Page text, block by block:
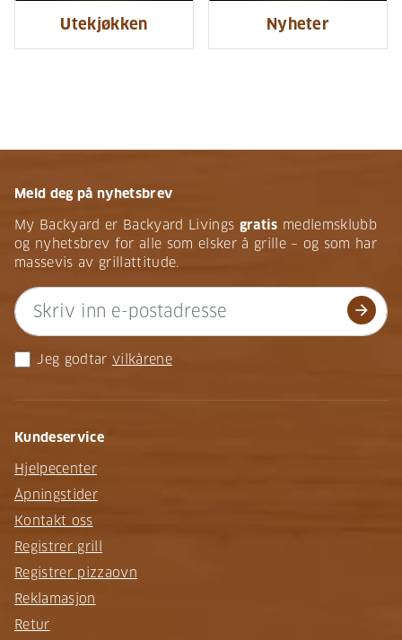
Utekjøkken Nyheter
Meld deg på nyhetsbrev
My Backyard er Backyard Livings gratis medlemsklubb
og nyhetsbrev for alle som elsker å grille – og som har
massevis av grillattitude.
arrow_forward
Jeg godtar vilkårene
Kundeservice
Hjelpecenter
Åpningstider
Kontakt oss
Registrer grill
Registrer pizzaovn
Reklamasjon
Retur